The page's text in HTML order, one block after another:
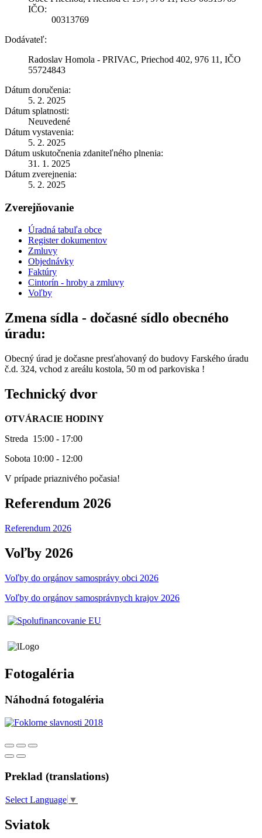
IČO:
00313769
Dodávateľ:
Radoslav Homola - PRIVAC, Priechod 402, 976 11, IČO
55724843
Dátum doručenia:
5. 2. 2025
Dátum splatnosti:
Neuvedené
Dátum vystavenia:
5. 2. 2025
Dátum uskutočnenia zdaniteľného plnenia:
31. 1. 2025
Dátum zverejnenia:
5. 2. 2025
Zverejňovanie
Úradná tabuľa obce
Register dokumentov
Zmluvy
Objednávky
Faktúry
Cintorín - hroby a zmluvy
Voľby
Zmena sídla - dočasné sídlo obecného
úradu:
Obecný úrad je dočasne presťahovaný do budovy Farského úradu
č.d. 324, vchod z areálu kostola, 50 m od parkoviska !
Technický dvor
OTVÁRACIE HODINY
Streda 15:00 - 17:00
Sobota 10:00 - 12:00
V prípade priaznivého počasia!
Referendum 2026
Referendum 2026
Voľby 2026
Voľby do orgánov samosprávy obci 2026
Voľby do orgánov samosprávnych krajov 2026
Fotogaléria
Náhodná fotogaléria
Preklad (translations)
Select Language ▼
Sviatok